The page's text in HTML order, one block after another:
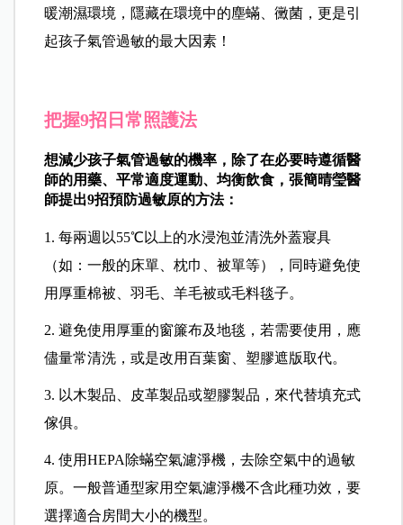
暖潮濕環境，隱藏在環境中的塵蟎、黴菌，更是引
起孩子氣管過敏的最大因素！
把握9招日常照護法
想減少孩子氣管過敏的機率，除了在必要時遵循醫
師的用藥、平常適度運動、均衡飲食，張簡晴瑩醫
師提出9招預防過敏原的方法：
1. 每兩週以55℃以上的水浸泡並清洗外蓋寢具
（如：一般的床單、枕巾、被單等），同時避免使
用厚重棉被、羽毛、羊毛被或毛料毯子。
2. 避免使用厚重的窗簾布及地毯，若需要使用，應
儘量常清洗，或是改用百葉窗、塑膠遮版取代。
3. 以木製品、皮革製品或塑膠製品，來代替填充式
傢俱。
4. 使用HEPA除蟎空氣濾淨機，去除空氣中的過敏
原。一般普通型家用空氣濾淨機不含此種功效，要
選擇適合房間大小的機型。